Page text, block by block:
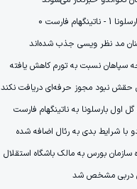
فارست 0
مد نظر ویسی جذب شده‌اند
سپاهان نسبت به تورم کاهش یافته
حقش نبود مجوز حرفه‌ای دریافت نکند
گل اول بارسلونا به ناتینگهام فارست
با شرایط بدی به رئال اضافه شده
بورس به مالک باشگاه استقلال
دربی مشخص شد